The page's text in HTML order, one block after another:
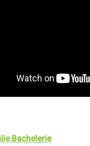
Bachelerie